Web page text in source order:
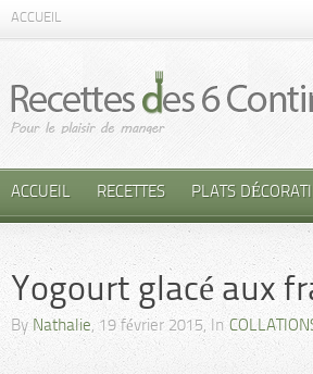
ACCUEIL
ACCUEIL RECETTES PLATS
Yogourt glacé aux
By Nathalie, 19 février 2015, In